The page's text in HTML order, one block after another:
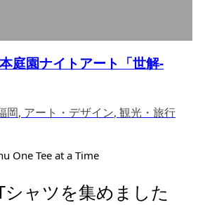
庭園ナイトアート「世解-
岡, アート・デザイン, 観光・旅行
One Tee at a Time
シャツを集めました